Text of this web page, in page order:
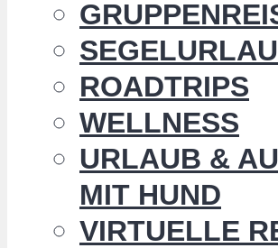
ROADTRIPS
WELLNESS
URLAUB &
MIT HUND
VIRTUELLE